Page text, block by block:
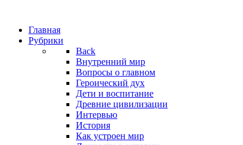
Главная
Рубрики
Back
Внутренний мир
Вопросы о главном
Героический дух
Дети и воспитание
Древние цивилизации
Интервью
История
Как устроен мир